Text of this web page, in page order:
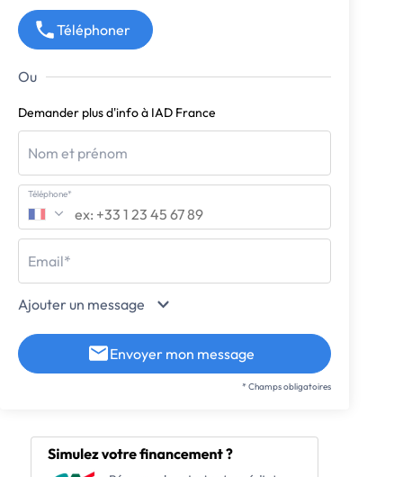
Téléphoner
Demander plus d'info à IAD France
Nom et prénom
Téléphone*
Email*
Ajouter un message
Envoyer mon message
* Champs obligatoires